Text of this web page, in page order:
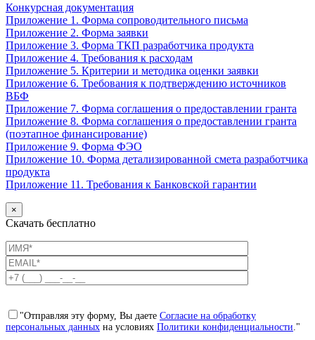
Конкурсная документация
Приложение 1. Форма сопроводительного письма
Приложение 2. Форма заявки
Приложение 3. Форма ТКП разработчика продукта
Приложение 4. Требования к расходам
Приложение 5. Критерии и методика оценки заявки
Приложение 6. Требования к подтверждению источников
ВБФ
Приложение 7. Форма соглашения о предоставлении гранта
Приложение 8. Форма соглашения о предоставлении гранта
(поэтапное финансирование)
Приложение 9. Форма ФЭО
Приложение 10. Форма детализированной смета разработчика
продукта
Приложение 11. Требования к Банковской гарантии
×
Скачать бесплатно
"Отправляя эту форму, Вы даете Согласие на обработку
персональных данных на условиях Политики конфиденциальности ."